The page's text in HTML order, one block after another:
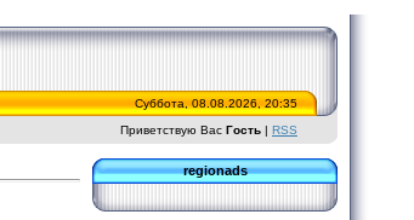
Суббота, 08.08.2026, 20:35
Приветствую Вас Гость | RSS
regionads